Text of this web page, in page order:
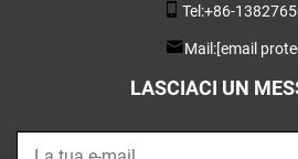
Tel:+86-
Mail:[email
LASCIACI UN